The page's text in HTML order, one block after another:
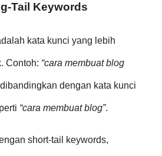
Tail Keywords
kata kunci yang lebih
Contoh: “cara membuat blog
dengan kata kunci
“cara membuat blog”.
short-tail keywords,